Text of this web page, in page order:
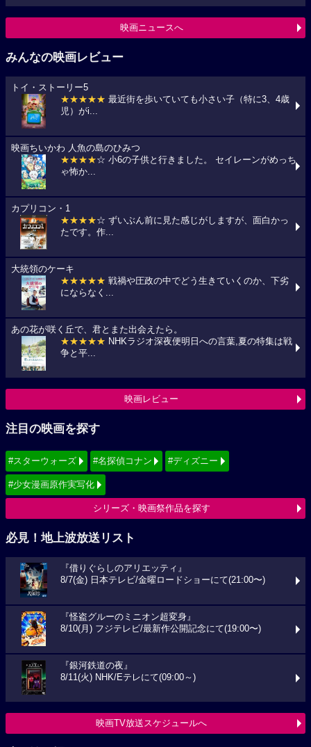
映画ニュースへ
みんなの映画レビュー
トイ・ストーリー5
★★★★★ 最近街を歩いていても小さい子（特に3、4歳
児）がi...
映画ちいかわ 人魚の島のひみつ
★★★★☆ 小6の子供と行きました。 セイレーンがめっち
ゃ怖か...
カプリコン・1
★★★★☆ ずいぶん前に見た感じがしますが、面白かっ
たです。作...
大統領のケーキ
★★★★★ 戦禍や圧政の中でどう生きていくのか、下劣
にならなく...
あの花が咲く丘で、君とまた出会えたら。
★★★★★ NHKラジオ深夜便明日への言葉,夏の特集は戦
争と平...
映画レビュー
注目の映画を探す
#スターウォーズ #名探偵コナン #ディズニー
#少女漫画原作実写化
シリーズ・映画祭作品を探す
必見！地上波放送リスト
『借りぐらしのアリエッティ』
8/7(金) 日本テレビ/金曜ロードショーにて(21:00〜)
『怪盗グルーのミニオン超変身』
8/10(月) フジテレビ/最新作公開記念にて(19:00〜)
『銀河鉄道の夜』
8/11(火) NHK/Eテレにて(09:00～)
映画TV放送スケジュールへ